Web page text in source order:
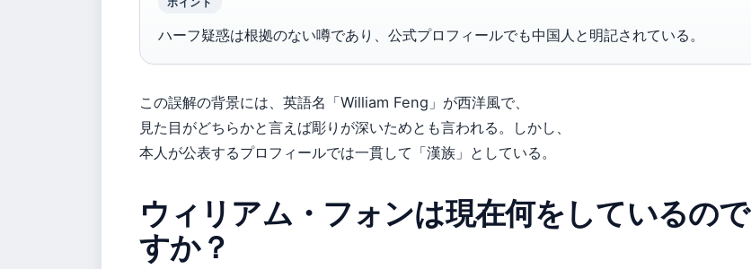
ハーフ疑惑は根拠のない噂であり、公式プロフィールでも中国人と明記されている。
この誤解の背景には、英語名「William Feng」が西洋風で、
見た目がどちらかと言えば彫りが深いためとも言われる。しかし、
本人が公表するプロフィールでは一貫して「漢族」としている。
ウィリアム・フォンは現在何をしているので
すか？